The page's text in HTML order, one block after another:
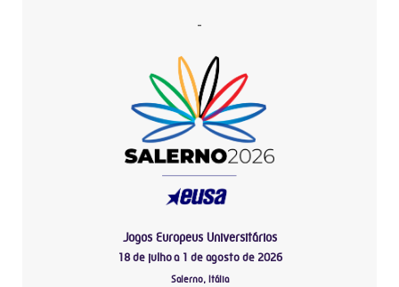
-
Jogos Europeus Universitários
18 de julho a 1 de agosto de 2026
Salerno, Itália